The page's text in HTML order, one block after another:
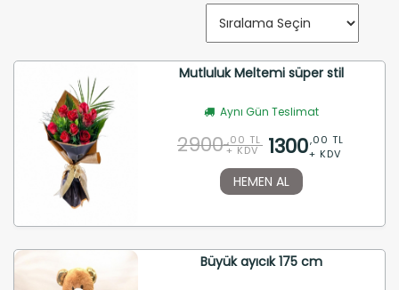
Mutluluk Meltemi süper stil
Aynı Gün Teslimat
2900 ,00 TL
+ KDV 1300,00 TL
+ KDV
HEMEN AL
Büyük ayıcık 175 cm